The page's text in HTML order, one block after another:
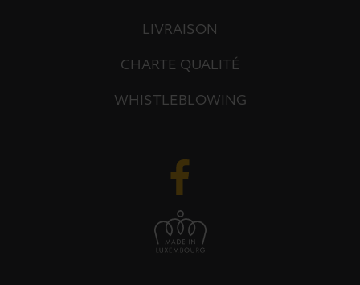
LIVRAISON
CHARTE QUALITÉ
WHISTLEBLOWING